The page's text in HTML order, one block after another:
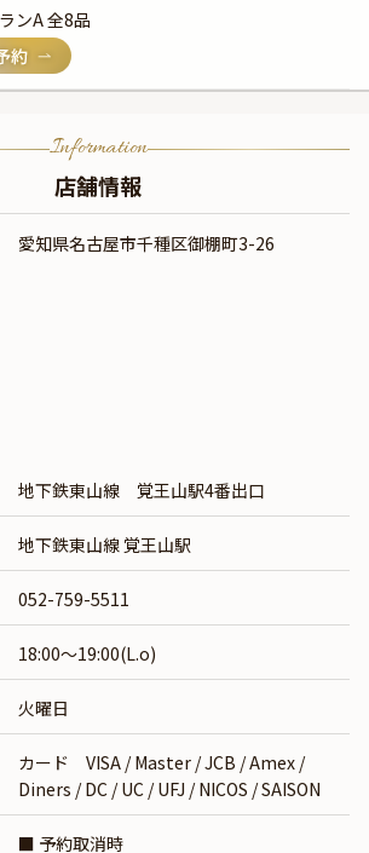
ンA 全8品
Information
店舗情報
愛知県名古屋市千種区御棚町3-26
地下鉄東山線 覚王山駅4番出口
地下鉄東山線 覚王山駅
052-759-5511
18:00〜19:00(L.o)
火曜日
カード VISA / Master / JCB / Amex /
Diners / DC / UC / UFJ / NICOS / SAISON
■ 予約取消時